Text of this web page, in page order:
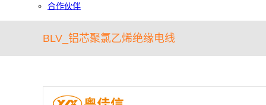
合作伙伴
BLV_铝芯聚氯乙烯绝缘电线